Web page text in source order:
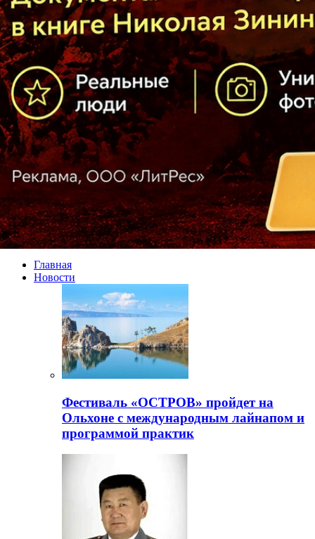
Главная
Новости
Фестиваль «ОСТРОВ» пройдет на
Ольхоне с международным лайнапом и
программой практик